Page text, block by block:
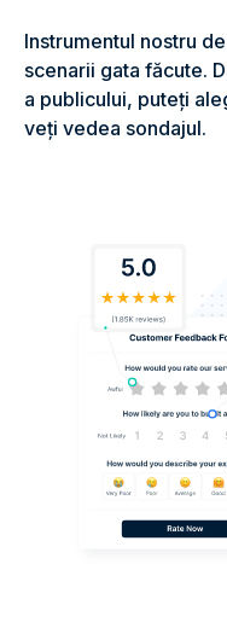
Instrumentul nostru
scenarii gata făcute.
a publicului, puteți
veți vedea sondajul.